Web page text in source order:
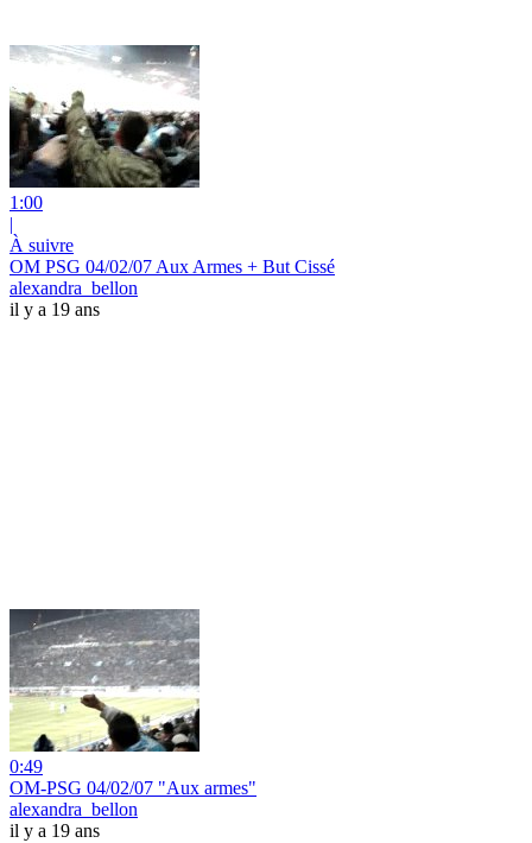
1:00
|
À suivre
OM PSG 04/02/07 Aux Armes + But Cissé
alexandra_bellon
il y a 19 ans
0:49
OM-PSG 04/02/07 "Aux armes"
alexandra_bellon
il y a 19 ans